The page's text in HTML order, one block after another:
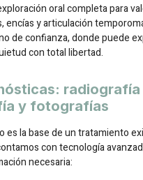
oral completa para
encías y articulación
de confianza, donde puede
con total libertad.
radiografía
y fotografías
es la base de un tratamiento
con tecnología
necesaria: